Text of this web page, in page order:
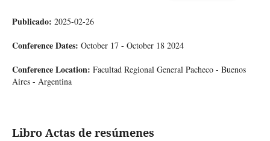
Publicado: 2025-02-26
Conference Dates: October 17 - October 18 2024
Conference Location: Facultad Regional General Pacheco - Buenos
Aires - Argentina
Libro Actas de resúmenes